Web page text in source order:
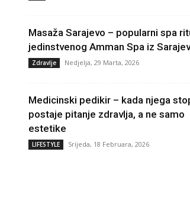
Masaža Sarajevo – popularni spa
jedinstvenog Amman Spa iz
Zdravlje Nedjelja, 29 Marta, 2026
Medicinski pedikir – kada njega
postaje pitanje zdravlja, a ne samo
estetike
LIFESTYLE Srijeda, 18 Februara, 2026